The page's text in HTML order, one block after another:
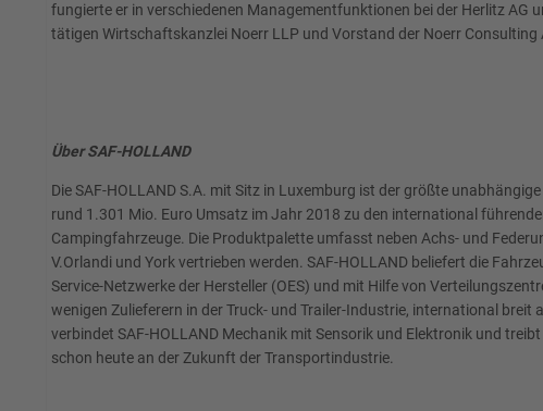
fungierte er in verschiedenen Managementfunktionen bei der Herlitz AG
tätigen Wirtschaftskanzlei Noerr LLP und Vorstand der Noerr
Über SAF-HOLLAND
Die SAF-HOLLAND S.A. mit Sitz in Luxemburg ist der größte
rund 1.301 Mio. Euro Umsatz im Jahr 2018 zu den international
Campingfahrzeuge. Die Produktpalette umfasst neben Achs- und
V.Orlandi und York vertrieben werden. SAF-HOLLAND beliefert die
Service-Netzwerke der Hersteller (OES) und mit Hilfe von
wenigen Zulieferern in der Truck- und Trailer-Industrie, international breit
verbindet SAF-HOLLAND Mechanik mit Sensorik und Elektronik und
schon heute an der Zukunft der Transportindustrie.